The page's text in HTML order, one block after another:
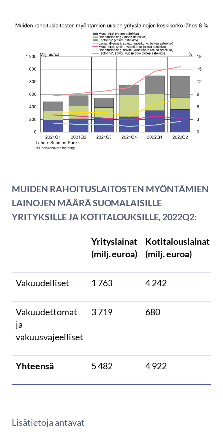
MUIDEN RAHOITUSLAITOSTEN MYÖNTÄMIEN
LAINOJEN MÄÄRÄ SUOMALAISILLE
YRITYKSILLE JA KOTITALOUKSILLE, 2022Q2:
Yrityslainat
(milj. euroa)
Kotitalouslainat
(milj. euroa)
Vakuudelliset 1 763 4 242
Vakuudettomat
ja
vakuusvajeelliset
3 719 680
Yhteensä 5 482 4 922
Lisätietoja antavat